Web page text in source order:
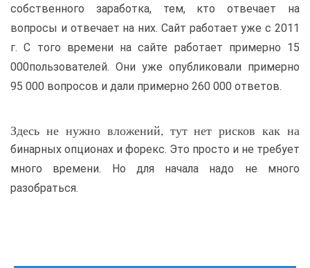
собственного заработка, тем, кто отвечает на
вопросы и отвечает на них. Сайт работает уже с 2011
г. С того времени на сайте работает примерно 15
000пользователей. Они уже опубликовали примерно
95 000 вопросов и дали примерно 260 000 ответов.
Здесь не нужно вложений, тут нет рисков как на
бинарных опционах и форекс. Это просто и не требует
много времени. Но для начала надо не много
разобраться.